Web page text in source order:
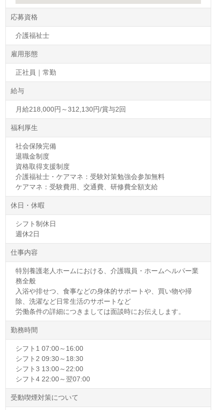
応募資格
介護福祉士
雇用形態
正社員｜常勤
給与
月給218,000円～312,130円/賞与2回
福利厚生
社会保険完備
退職金制度
資格取得支援制度
介護福祉士・ケアマネ：受験対策勉強会参加無料
ケアマネ：受験費用、交通費、研修費全額支給
休日・休暇
シフト制休日
週休2日
仕事内容
特別養護老人ホームにおける、介護職員・ホームヘルパー業
務全般
入浴や排せつ、食事などの身体的サポートや、買い物や掃
除、洗濯など日常生活のサポートなど
労働条件の詳細につきましては面談時にお伝えします。
勤務時間
シフト1 07:00～16:00
シフト2 09:30～18:30
シフト3 13:00～22:00
シフト4 22:00～翌07:00
受動喫煙対策について